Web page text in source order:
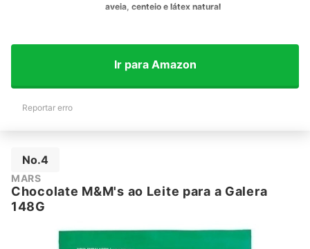
aveia, centeio e látex natural
Ir para Amazon
Reportar erro
No.4
MARS
Chocolate M&M's ao Leite para a Galera
148G